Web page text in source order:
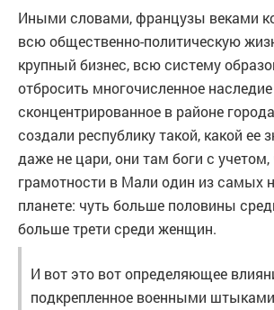
Иными словами, французы веками
всю общественно-политическую
крупный бизнес, всю систему
отбросить многочисленное
сконцентрированное в районе
создали республику такой, какой ее
даже не цари, они там боги с учетом,
грамотности в Мали один из самых
планете: чуть больше половины
больше трети среди женщин.
И вот это вот определяющее
подкрепленное военными